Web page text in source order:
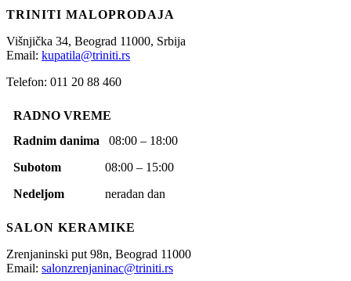
TRINITI MALOPRODAJA
Višnjička 34, Beograd 11000, Srbija
Email: kupatila@triniti.rs
Telefon: 011 20 88 460
RADNO VREME
Radnim danima 08:00 – 18:00
Subotom 08:00 – 15:00
Nedeljom neradan dan
SALON KERAMIKE
Zrenjaninski put 98n, Beograd 11000
Email: salonzrenjaninac@triniti.rs